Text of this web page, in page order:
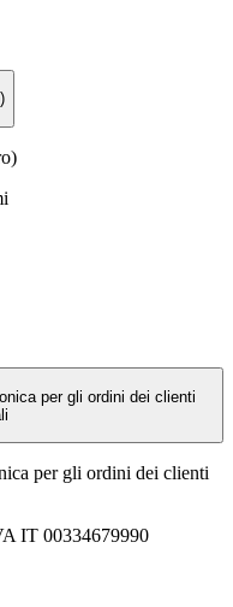
per gli ordini dei clienti
per gli ordini dei clienti
IT 00334679990